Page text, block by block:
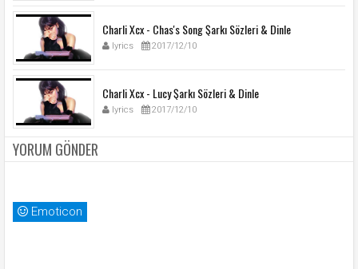
Charli Xcx - Chas's Song Şarkı Sözleri & Dinle
lyrics 2017/12/10
Charli Xcx - Lucy Şarkı Sözleri & Dinle
lyrics 2017/12/10
YORUM GÖNDER
Emoticon